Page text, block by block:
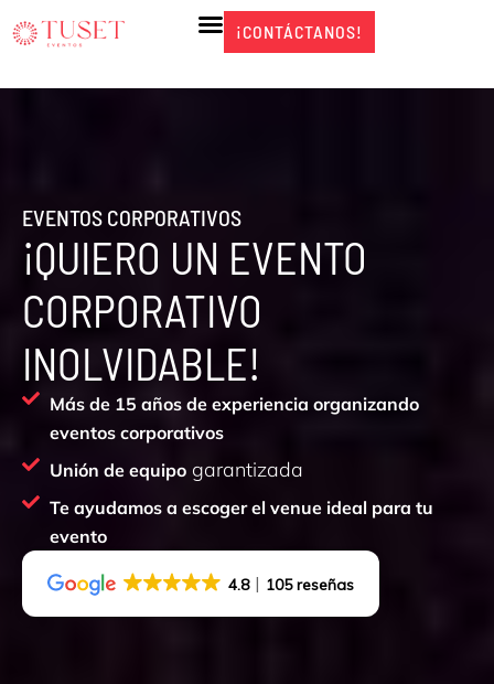
¡CONTÁCTANOS!
¡CONTÁCTANOS!
EVENTOS CORPORATIVOS
¡QUIERO UN EVENTO
CORPORATIVO
INOLVIDABLE!
Más de 15 años de experiencia organizando
eventos corporativos
Unión de equipo garantizada
Te ayudamos a escoger el venue ideal para tu
evento
4.8 105 reseñas